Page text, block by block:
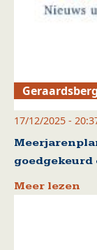
17/12/2025 -
goedgekeurd
Meer lezen